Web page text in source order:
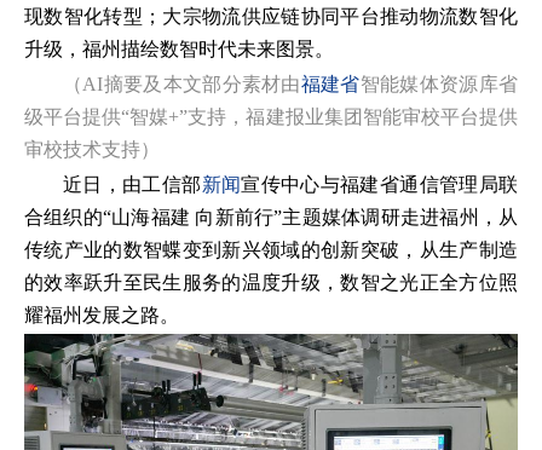
现数智化转型；大宗物流供应链协同平台推动物流数智化
升级，福州描绘数智时代未来图景。
（AI摘要及本文部分素材由福建省智能媒体资源库省
级平台提供“智媒+”支持，福建报业集团智能审校平台提供
审校技术支持）
近日，由工信部新闻宣传中心与福建省通信管理局联
合组织的“山海福建 向新前行”主题媒体调研走进福州，从
传统产业的数智蝶变到新兴领域的创新突破，从生产制造
的效率跃升至民生服务的温度升级，数智之光正全方位照
耀福州发展之路。